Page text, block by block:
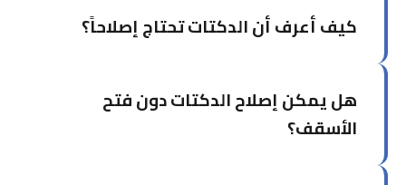
كيف أعرف أن الدكتات تحتاج إصلاحاً؟
فاتورة الكهرباء دون سبب، ظهور أتربة مفرطة، أو
سماع صفير عند تشغيل التكييف.
هل يمكن إصلاح الدكتات دون فتح
الأسقف؟